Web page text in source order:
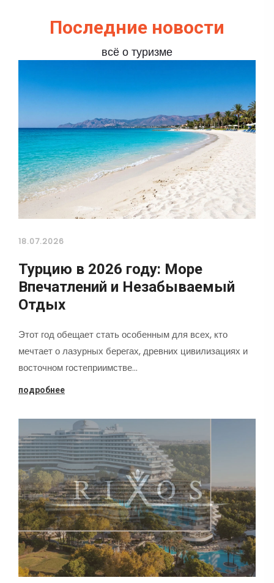
Последние новости
всё о туризме
18.07.2026
Турцию в 2026 году: Море
Впечатлений и Незабываемый
Отдых
Этот год обещает стать особенным для всех, кто
мечтает о лазурных берегах, древних цивилизациях и
восточном гостеприимстве…
подробнее